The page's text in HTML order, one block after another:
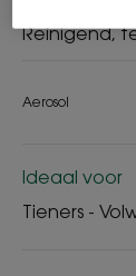
Reinigend,
Aerosol
Ideaal voor
Tieners -